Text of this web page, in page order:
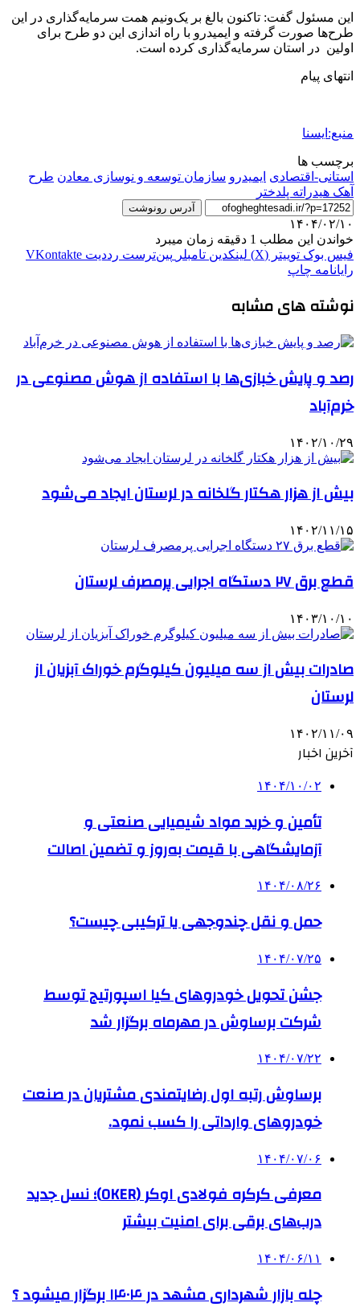
این مسئول گفت: تاکنون بالغ بر یک‌ونیم همت سرمایه‌گذاری در این
طرح‌ها صورت گرفته و ایمیدرو با راه اندازی این دو طرح برای
اولین در استان سرمایه‌گذاری کرده است.
انتهای پیام
منبع:ایسنا
برچسب ها
استانی-اقتصادی ايميدرو سازمان توسعه و نوسازی معادن طرح
آهک هیدراته پلدختر
آدرس رونوشت
۱۴۰۴/۰۲/۱۰
خواندن این مطلب 1 دقیقه زمان میبرد
فیس بوک توییتر (X) لینکدین ‫تامبلر ‫پین‌ترست ‫رددیت ‫VKontakte
رایانامه چاپ
نوشته های مشابه
رصد و پایش خبازی‌ها با استفاده از هوش مصنوعی در
خرم‌آباد
۱۴۰۲/۱۰/۲۹
بیش از هزار هکتار گلخانه در لرستان ایجاد می‌شود
۱۴۰۲/۱۱/۱۵
قطع برق ۲۷ دستگاه اجرایی پرمصرف لرستان
۱۴۰۳/۱۰/۱۰
صادرات بیش از سه میلیون کیلوگرم خوراک آبزیان از
لرستان
۱۴۰۲/۱۱/۰۹
آخرین اخبار
۱۴۰۴/۱۰/۰۲
تأمین و خرید مواد شیمیایی صنعتی و
آزمایشگاهی با قیمت به‌روز و تضمین اصالت
۱۴۰۴/۰۸/۲۶
حمل و نقل چندوجهی یا ترکیبی چیست؟
۱۴۰۴/۰۷/۲۵
جشن تحویل خودروهای کیا اسپورتیج توسط
شرکت برساوش در مهرماه برگزار شد
۱۴۰۴/۰۷/۲۲
برساوش رتبه اول رضایتمندی مشتریان در صنعت
خودروهای وارداتی را کسب نمود.
۱۴۰۴/۰۷/۰۶
معرفی کرکره فولادی اوکر (OKER)؛ نسل جدید
درب‌های برقی برای امنیت بیشتر
۱۴۰۴/۰۶/۱۱
چله بازار شهرداری مشهد در ۱۴۰۴ برگزار میشود ؟